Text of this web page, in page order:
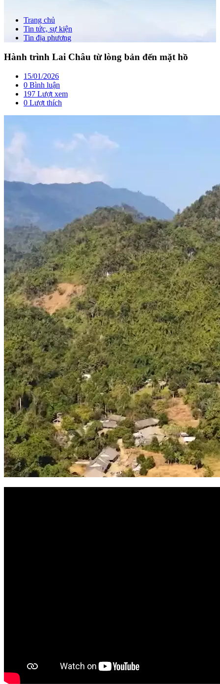
Trang chủ
Tin tức, sự kiện
Tin địa phương
Hành trình Lai Châu từ lòng bản đến mặt hồ
15/01/2026
0 Bình luận
197 Lượt xem
0 Lượt thích